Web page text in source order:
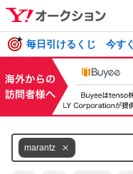
毎日引けるくじ 今す
marantz